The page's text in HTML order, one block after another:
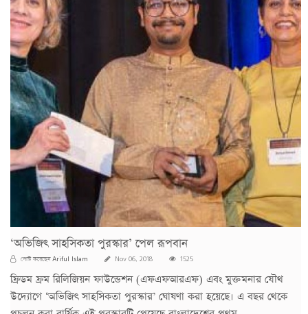
‘অভিজিৎ সাহসিকতা পুরস্কার’ পেল রূপবান
পোস্ট করেছেনAriful Islam Nov 06, 2018 1525
ফ্রিডম ফ্রম রিলিজিয়ন ফাউন্ডেশন (এফএফআরএফ) এবং মুক্তমনার যৌথ
উদ্যোগে ‘অভিজিৎ সাহসিকতা পুরস্কার’ ঘোষণা করা হয়েছে। এ বছর থেকে